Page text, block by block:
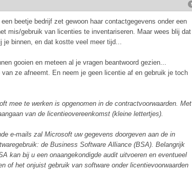
beetje bedrijf zet gewoon haar contactgegevens onder een
mis/gebruik van licenties te inventariseren. Maar wees blij dat
je binnen, en dat kostte veel meer tijd...
gooien en meteen al je vragen beantwoord gezien...
ze afneemt. En neem je geen licentie af en gebruik je toch
mee te werken is opgenomen in de contractvoorwaarden. Met
van de licentieovereenkomst (kleine lettertjes).
e-mails zal Microsoft uw gegevens doorgeven aan de in
de Business Software Alliance (BSA). Belangrijk
kan bij u een onaangekondigde audit uitvoeren en eventueel
of het onjuist gebruik van software onder licentievoorwaarden